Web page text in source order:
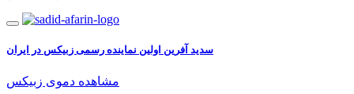
سدید آفرین اولین نماینده رسمی زبیکس در ایران
مشاهده دموی زبیکس